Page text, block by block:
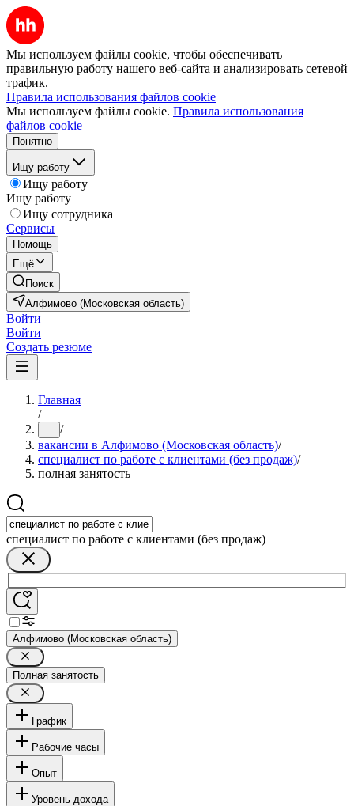
Мы используем файлы cookie, чтобы обеспечивать
правильную работу нашего веб-сайта и анализировать сетевой
трафик.
Правила использования файлов cookie
Мы используем файлы cookie. Правила использования
файлов cookie
Понятно
Ищу работу
Ищу работу
Ищу работу
Ищу сотрудника
Сервисы
Помощь
Ещё
Поиск
Алфимово (Московская область)
Войти
Войти
Создать резюме
Главная
/
... /
вакансии в Алфимово (Московская область)/
специалист по работе с клиентами (без продаж)/
полная занятость
специалист по работе с клиентами (без продаж)
Алфимово (Московская область)
Полная занятость
График
Рабочие часы
Опыт
Уровень дохода